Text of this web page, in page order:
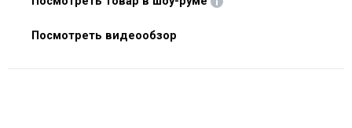
Посмотреть видеообзор